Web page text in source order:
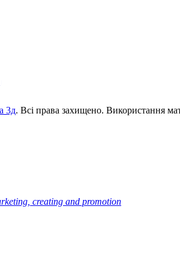
3д. Всі права захищено. Використання
сreating and promotion